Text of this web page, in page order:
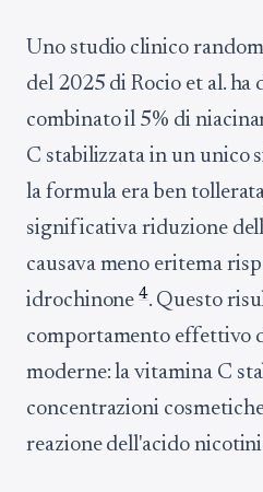
Uno studio clinico
del 2025 di Rocio et al. ha
combinato il 5% di
C stabilizzata in un unico
la formula era ben
significativa riduzione
causava meno eritema
idrochinone4. Questo
comportamento effettivo
moderne: la vitamina C
concentrazioni
reazione dell'acido